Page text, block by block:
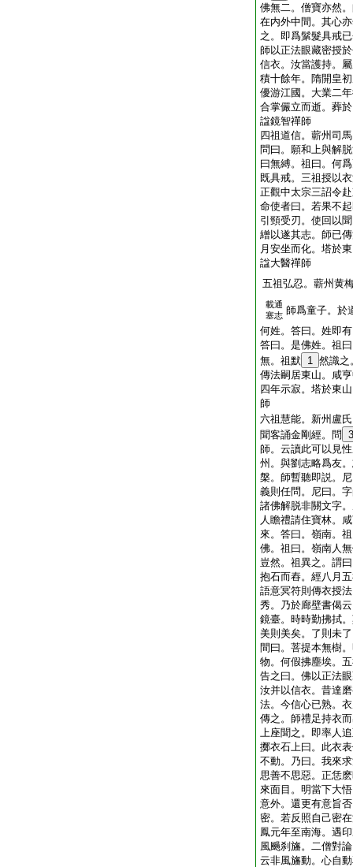
佛無二。僧寶亦然
在内外中間。其心
之。即爲鬀髮具戒
師以正法眼藏密授
信衣。汝當護持。
積十餘年。隋開皇
優游江國。大業二
合掌儼立而逝。葬
諡鏡智禪師
四祖道信。蘄州司
問曰。願和上與解
曰無縛。祖曰。何
既具戒。三祖授以
正觀中太宗三詔令
命使者曰。若果不
引頸受刃。使回以
繒以遂其志。師已
月安坐而化。塔於
諡大醫禪師
五祖弘忍。蘄州黄
載通
塞志 師爲童子。於
何姓。答曰。姓即
答曰。是佛姓。祖
無。祖默 1 然識之
傳法嗣居東山。咸
四年示寂。塔於東
師
六祖慧能。新州盧
聞客誦金剛經。問 3
師。云讀此可以見
州。與劉志略爲友
槃。師暫聽即説。
義則任問。尼曰。
諸佛解脱非關文字
人瞻禮請住寶林。
來。答曰。嶺南。
佛。祖曰。嶺南人
豈然。祖異之。謂
抱石而舂。經八月
語意冥符則傳衣授
秀。乃於廊壁書偈
鏡臺。時時勤拂拭
美則美矣。了則未
間曰。菩提本無樹
物。何假拂塵埃。
告之曰。佛以正法
汝并以信衣。昔達
法。今信心已熟。
傳之。師禮足持衣
上座聞之。即率人
擲衣石上曰。此衣
不動。乃曰。我來
思善不思惡。正恁
來面目。明當下大
意外。還更有意旨
密。若反照自己密
鳳元年至南海。遇
風颺刹旛。二僧對
云非風旛動。心自